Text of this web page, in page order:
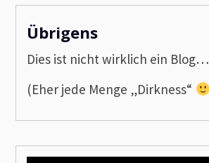
Übrigens
Dies ist nicht wirklich ein Blog…
(Eher jede Menge „Dirkness“